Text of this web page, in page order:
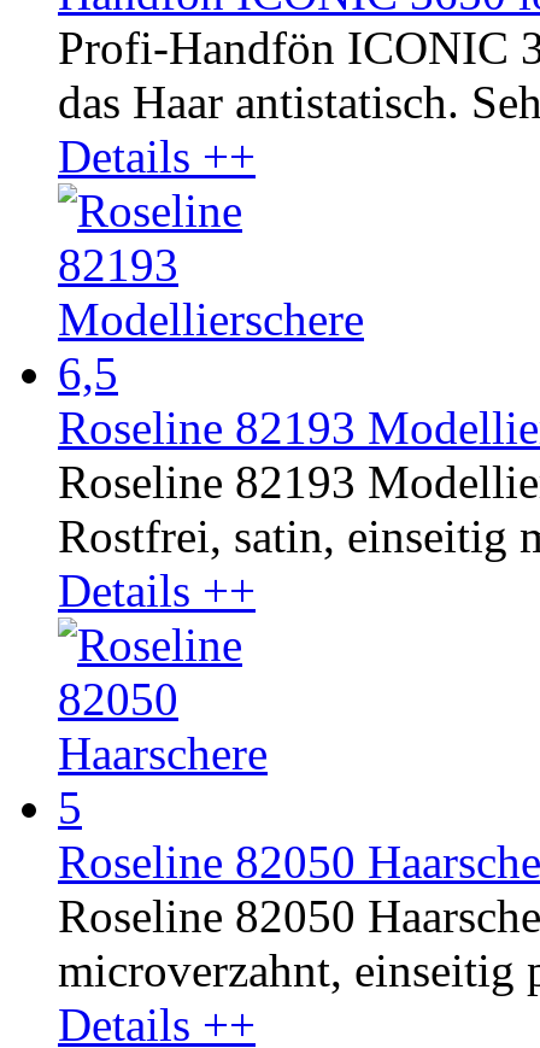
Profi-Handfön ICONIC
das Haar antistatisch.
Details ++
Roseline 82193
Roseline 82193
Rostfrei, satin, einseitig
Details ++
Roseline 82050
Roseline 82050
microverzahnt, einseitig
Details ++